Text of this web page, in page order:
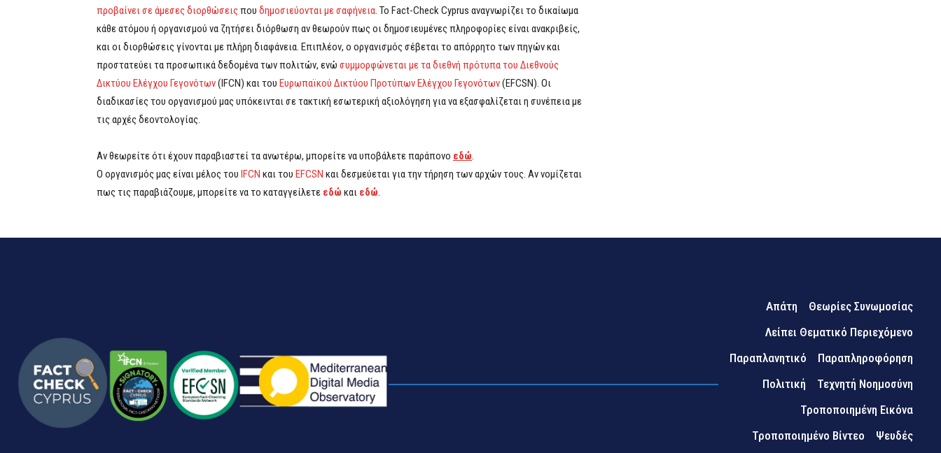
προβαίνει σε άμεσες διορθώσειςπου δημοσιεύονται με σαφήνεια. Το Fact-Check Cyprus αναγνωρίζει το δικαίωμα
κάθε ατόμου ή οργανισμού να ζητήσει διόρθωση αν θεωρούν πως οι δημοσιευμένες πληροφορίες είναι ανακριβείς,
και οι διορθώσεις γίνονται με πλήρη διαφάνεια. Επιπλέον, ο οργανισμός σέβεται το απόρρητο των πηγών και
προστατεύει τα προσωπικά δεδομένα των πολιτών, ενώ συμμορφώνεται με τα διεθνή πρότυπα του Διεθνούς
Δικτύου Ελέγχου Γεγονότων(IFCN) και του Ευρωπαϊκού Δικτύου Προτύπων Ελέγχου Γεγονότων(EFCSN). Οι
διαδικασίες του οργανισμού μας υπόκεινται σε τακτική εσωτερική αξιολόγηση για να εξασφαλίζεται η συνέπεια με
τις αρχές δεοντολογίας.
Αν θεωρείτε ότι έχουν παραβιαστεί τα ανωτέρω, μπορείτε να υποβάλετε παράπονο εδώ.
Ο οργανισμός μας είναι μέλος του IFCN και του EFCSN και δεσμεύεται για την τήρηση των αρχών τους. Αν νομίζεται
πως τις παραβιάζουμε, μπορείτε να το καταγγείλετε εδώ και εδώ.
Απάτη
Θεωρίες Συνωμοσίας
Λείπει Θεματικό Περιεχόμενο
Παραπλανητικό
Παραπληροφόρηση
Πολιτική
Τεχνητή Νοημοσύνη
Τροποποιημένη Εικόνα
Τροποποιημένο Βίντεο
Ψευδές